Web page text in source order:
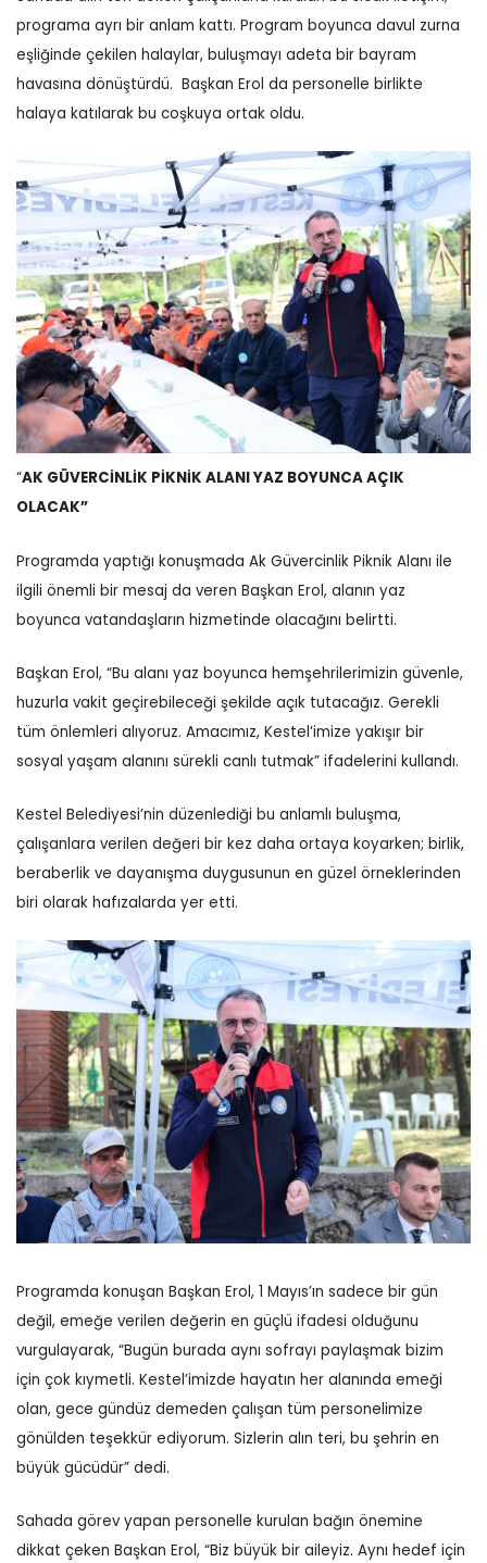
programa ayrı bir anlam kattı. Program boyunca davul zurna
eşliğinde çekilen halaylar, buluşmayı adeta bir bayram
havasına dönüştürdü. Başkan Erol da personelle birlikte
halaya katılarak bu coşkuya ortak oldu.
“AK GÜVERCİNLİK PİKNİK ALANI YAZ BOYUNCA AÇIK
OLACAK”
Programda yaptığı konuşmada Ak Güvercinlik Piknik Alanı ile
ilgili önemli bir mesaj da veren Başkan Erol, alanın yaz
boyunca vatandaşların hizmetinde olacağını belirtti.
Başkan Erol, “Bu alanı yaz boyunca hemşehrilerimizin güvenle,
huzurla vakit geçirebileceği şekilde açık tutacağız. Gerekli
tüm önlemleri alıyoruz. Amacımız, Kestel’imize yakışır bir
sosyal yaşam alanını sürekli canlı tutmak” ifadelerini kullandı.
Kestel Belediyesi’nin düzenlediği bu anlamlı buluşma,
çalışanlara verilen değeri bir kez daha ortaya koyarken; birlik,
beraberlik ve dayanışma duygusunun en güzel örneklerinden
biri olarak hafızalarda yer etti.
Programda konuşan Başkan Erol, 1 Mayıs’ın sadece bir gün
değil, emeğe verilen değerin en güçlü ifadesi olduğunu
vurgulayarak, “Bugün burada aynı sofrayı paylaşmak bizim
için çok kıymetli. Kestel’imizde hayatın her alanında emeği
olan, gece gündüz demeden çalışan tüm personelimize
gönülden teşekkür ediyorum. Sizlerin alın teri, bu şehrin en
büyük gücüdür” dedi.
Sahada görev yapan personelle kurulan bağın önemine
dikkat çeken Başkan Erol, “Biz büyük bir aileyiz. Aynı hedef için